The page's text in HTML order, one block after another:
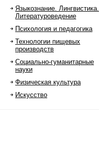
Языкознание. Лингвистика.
Литературоведение
Психология и педагогика
Технологии пищевых
производств
Социально-гуманитарные
науки
Физическая культура
Искусство